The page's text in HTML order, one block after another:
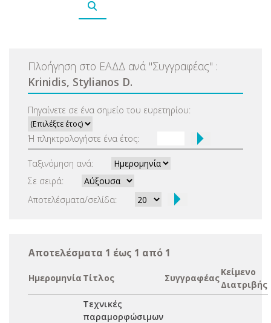
Πλοήγηση στο ΕΑΔΔ ανά "Συγγραφέας" :
Krinidis, Stylianos D.
Πηγαίνετε σε ένα σημείο του ευρετηρίου:
Ή πληκτρολογήστε ένα έτος:
Ταξινόμηση ανά:
Σε σειρά:
Αποτελέσματα/σελίδα:
Αποτελέσματα 1 έως 1 από 1
Ημερομηνία Τίτλος Συγγραφέας
Κείμενο
Διατριβής
Τεχνικές
παραμορφώσιμων